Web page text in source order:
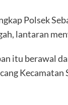
Polsek
lantaran
itu berawal